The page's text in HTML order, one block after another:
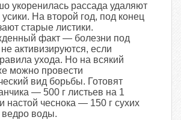
укоренилась рассада удаляют
На второй год, под конец
старые листики.
факт — болезни под
активизируются, если
ухода. Но на всякий
можно провести
вид борьбы. Готовят
— 500 г листьев на 1
настой чеснока — 150 г сухих
ведро воды.